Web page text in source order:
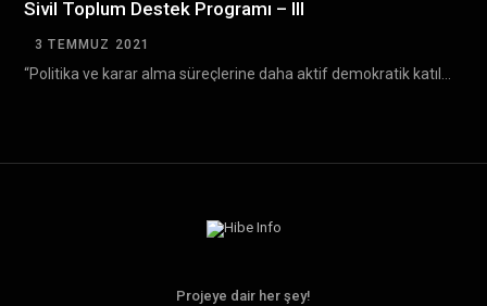
Sivil Toplum Destek Programı – III
3 TEMMUZ 2021
“Politika ve karar alma süreçlerine daha aktif demokratik katılım yoluyla sivil toplumun gelişiminin desteklenmesi” amacıyla…
Projeye dair her şey!